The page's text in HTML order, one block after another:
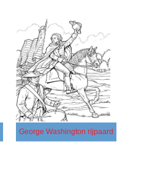
George Washington rijpaard